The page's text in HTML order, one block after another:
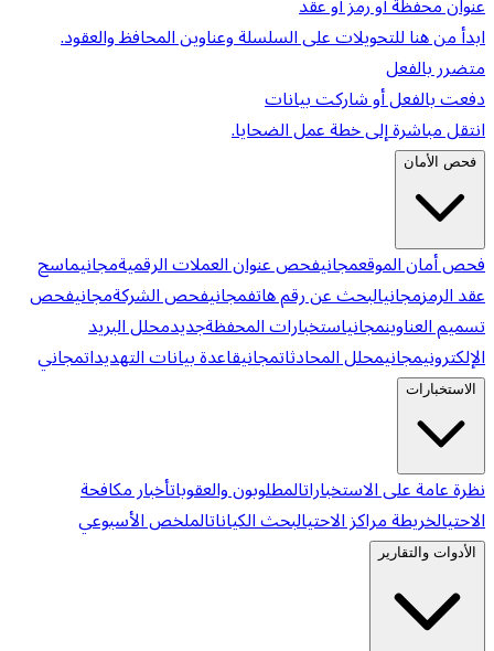
ابدأ من هنا للتحويلات على السلسلة وعناوين المحافظ والعقود.
متضرر بالفعل
دفعت بالفعل أو شاركت بيانات
انتقل مباشرة إلى خطة عمل الضحايا.
فحص الأمان
فحص أمان الموقعمجانيفحص عنوان العملات الرقميةمجانيماسح
عقد الرمزمجانيالبحث عن رقم هاتفمجانيفحص الشركةمجانيفحص
تسميم العناوينمجانياستخبارات المحفظةجديدمحلل البريد
الإلكترونيمجانيمحلل المحادثاتمجانيقاعدة بيانات التهديداتمجاني
الاستخبارات
نظرة عامة على الاستخباراتالمطلوبون والعقوباتأخبار مكافحة
الاحتيالخريطة مراكز الاحتيالبحث الكياناتالملخص الأسبوعي
الأدوات والتقارير